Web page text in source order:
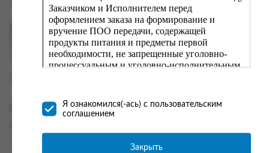
Информация
support@fguppromservis.ru
Время работы поддержки:
Пн - Чт, 8.00 - 17.00
Пт - 8.00 - 16.00
по местному времени выбранного ФКУ
Заказчиком и Исполнителем перед
оформлением заказа на формирование и
вручение ПОО передачи, содержащей
продукты питания и предметы первой
необходимости, не запрещенные уголовно-
процессуальным и уголовно-исполнительным
осуществляется Исполнителем
непосредственно на территории следственного
ФСИН России. Соглашение может быть
заключено только в случае согласия Заказчика
Я ознакомился(-ась) с пользовательским
соглашением
Закрыть